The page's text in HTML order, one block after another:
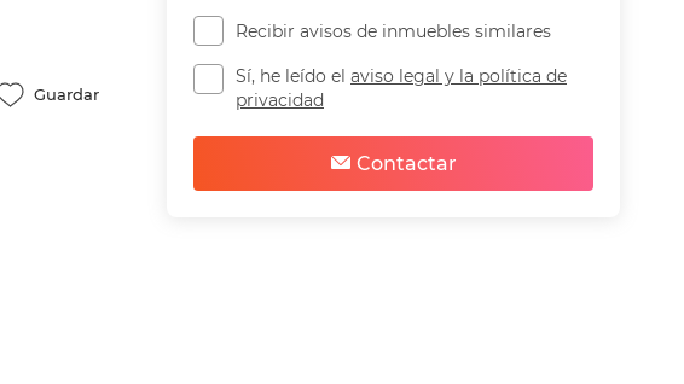
Guardar
Recibir avisos de inmuebles similares
Sí, he leído el aviso legal y la política de
privacidad
Contactar